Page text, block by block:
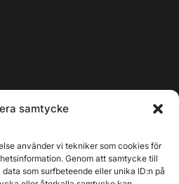
samtycke
använder vi tekniker som cookies för
Genom att samtycke till
som surfbeteende eller unika ID:n på